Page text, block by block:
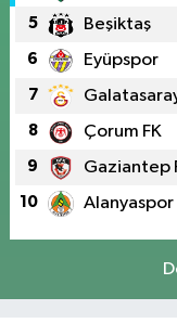
5 Beşiktaş
6 Eyüpspor
7
8 Çorum FK
9 Gaziantep
10 Alanyaspor